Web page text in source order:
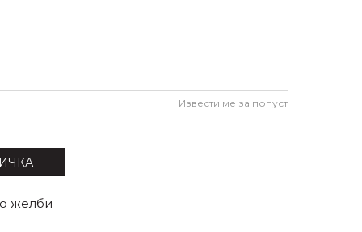
Извести ме за попуст
желби